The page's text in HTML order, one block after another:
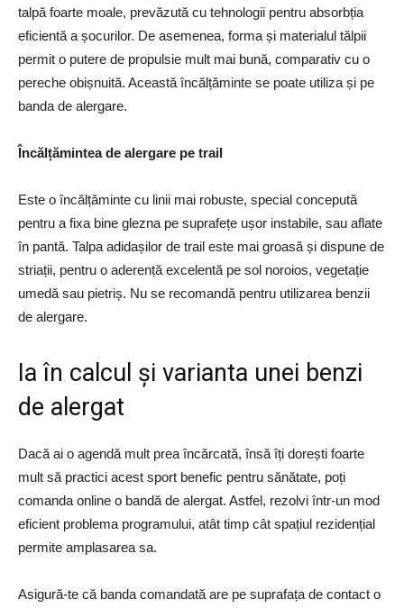
talpă foarte moale, prevăzută cu tehnologii pentru absorbția
eficientă a șocurilor. De asemenea, forma și materialul tălpii
permit o putere de propulsie mult mai bună, comparativ cu o
pereche obișnuită. Această încălțăminte se poate utiliza și pe
banda de alergare.
Încălțămintea de alergare pe trail
Este o încălțăminte cu linii mai robuste, special concepută
pentru a fixa bine glezna pe suprafețe ușor instabile, sau aflate
în pantă. Talpa adidașilor de trail este mai groasă și dispune de
striații, pentru o aderență excelentă pe sol noroios, vegetație
umedă sau pietriș. Nu se recomandă pentru utilizarea benzii
de alergare.
Ia în calcul și varianta unei benzi
de alergat
Dacă ai o agendă mult prea încărcată, însă îți dorești foarte
mult să practici acest sport benefic pentru sănătate, poți
comanda online o bandă de alergat. Astfel, rezolvi într-un mod
eficient problema programului, atât timp cât spațiul rezidențial
permite amplasarea sa.
Asigură-te că banda comandată are pe suprafața de contact o